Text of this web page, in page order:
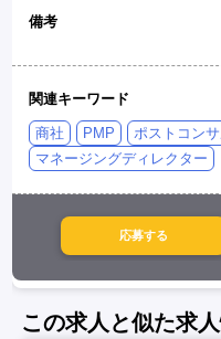
備考
関連キーワード
商社 PMP ポストコン
マネージングディレクター
この求人と似た求